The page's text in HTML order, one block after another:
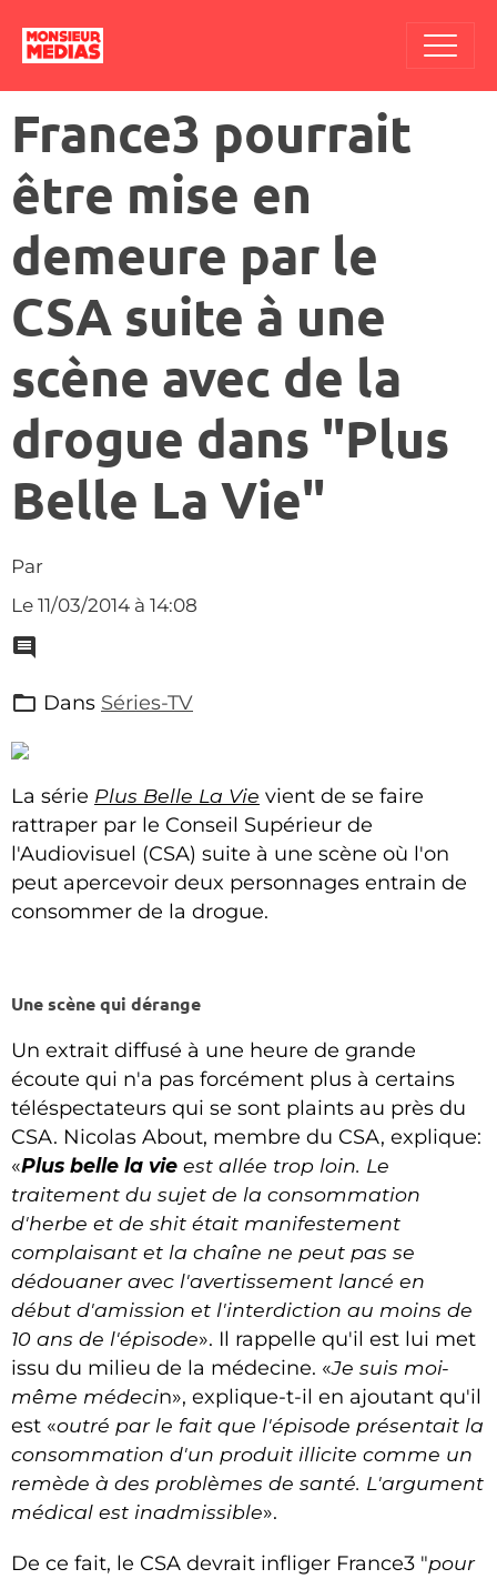
France3 pourrait
être mise en
demeure par le
CSA suite à une
scène avec de la
drogue dans "Plus
Belle La Vie"
Par
Le 11/03/2014 à 14:08
Dans Séries-TV
La série Plus Belle La Vie vient de se faire
rattraper par le Conseil Supérieur de
l'Audiovisuel (CSA) suite à une scène où l'on
peut apercevoir deux personnages entrain de
consommer de la drogue.
Une scène qui dérange
Un extrait diffusé à une heure de grande
écoute qui n'a pas forcément plus à certains
téléspectateurs qui se sont plaints au près du
CSA. Nicolas About, membre du CSA, explique:
«Plus belle la vie est allée trop loin. Le
traitement du sujet de la consommation
d'herbe et de shit était manifestement
complaisant et la chaîne ne peut pas se
dédouaner avec l'avertissement lancé en
début d'amission et l'interdiction au moins de
10 ans de l'épisode». Il rappelle qu'il est lui met
issu du milieu de la médecine. «Je suis moi-
même médecin», explique-t-il en ajoutant qu'il
est «outré par le fait que l'épisode présentait la
consommation d'un produit illicite comme un
remède à des problèmes de santé. L'argument
médical est inadmissible».
De ce fait, le CSA devrait infliger France3 "pour